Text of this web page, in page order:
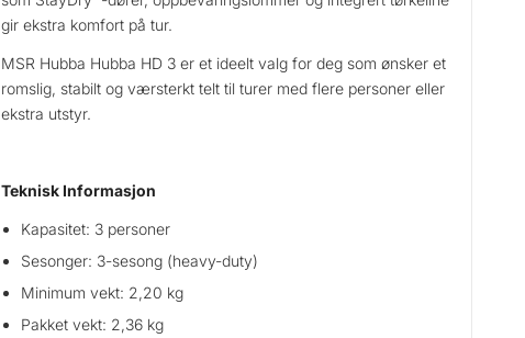
gir ekstra komfort på tur.
MSR Hubba Hubba HD 3 er et ideelt valg for deg som ønsker et
romslig, stabilt og værsterkt telt til turer med flere personer eller
ekstra utstyr.
Teknisk Informasjon
Kapasitet: 3 personer
Sesonger: 3-sesong (heavy-duty)
Minimum vekt: 2,20 kg
Pakket vekt: 2,36 kg